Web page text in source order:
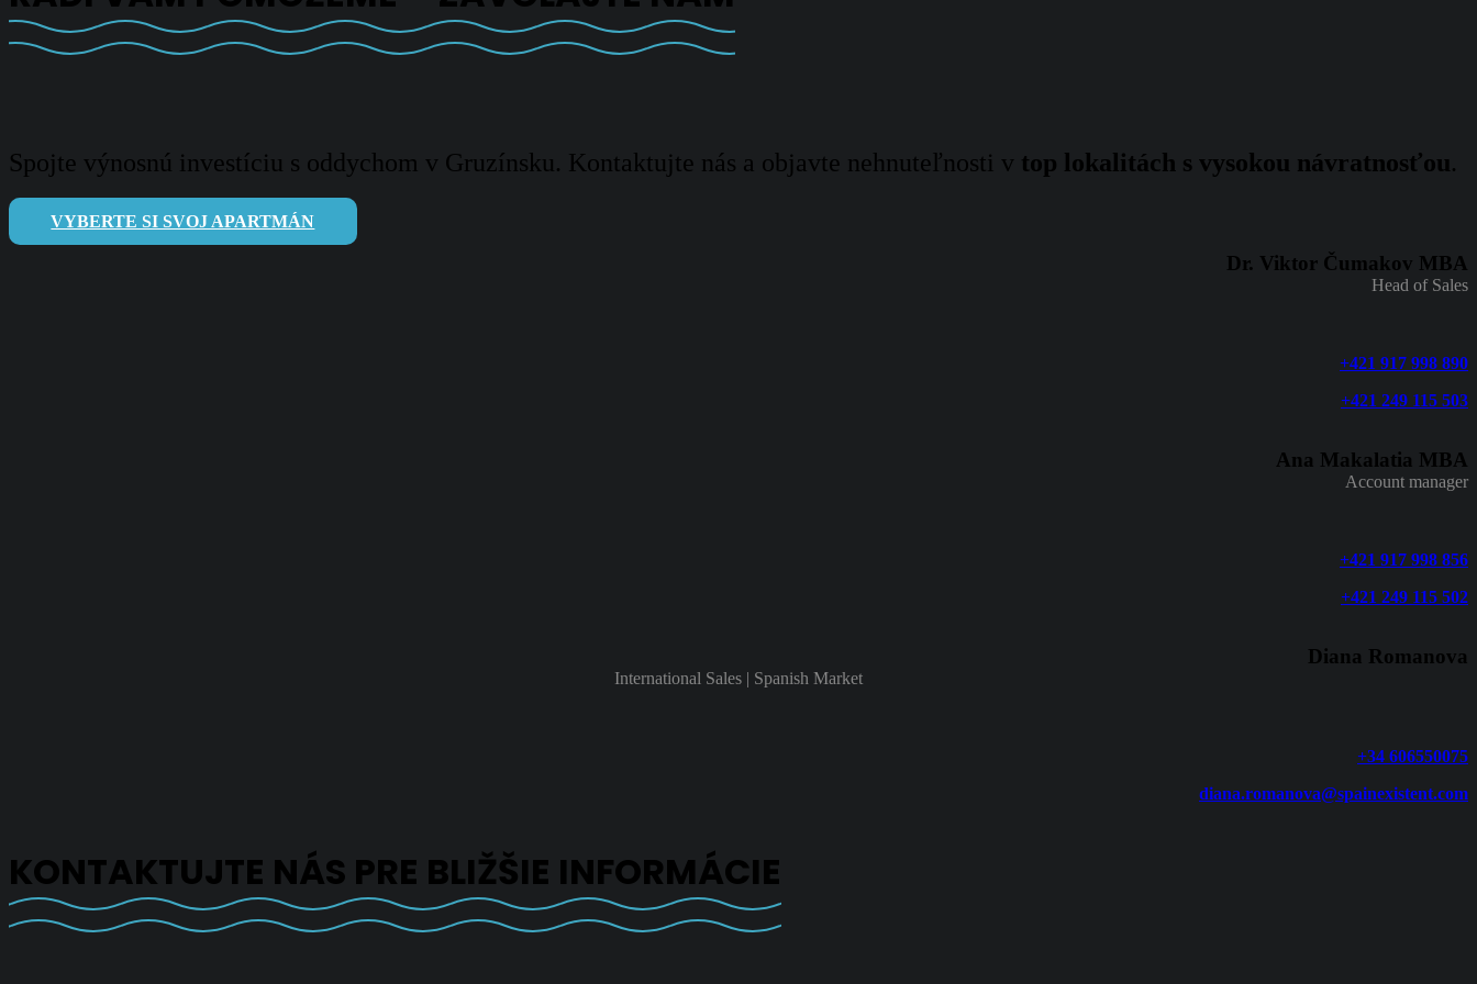
Spojte výnosnú investíciu s oddychom v Gruzínsku. Kontaktujte nás a objavte nehnuteľnosti v top lokalitách s vysokou návratnosťou.
VYBERTE SI SVOJ APARTMÁN
Dr. Viktor Čumakov MBA
Head of Sales
+421 917 998 890
+421 249 115 503
Ana Makalatia MBA
Account manager
+421 917 998 856
+421 249 115 502
Diana Romanova
International Sales | Spanish Market
+34 606550075
diana.romanova@spainexistent.com
KONTAKTUJTE NÁS PRE BLIŽŠIE INFORMÁCIE